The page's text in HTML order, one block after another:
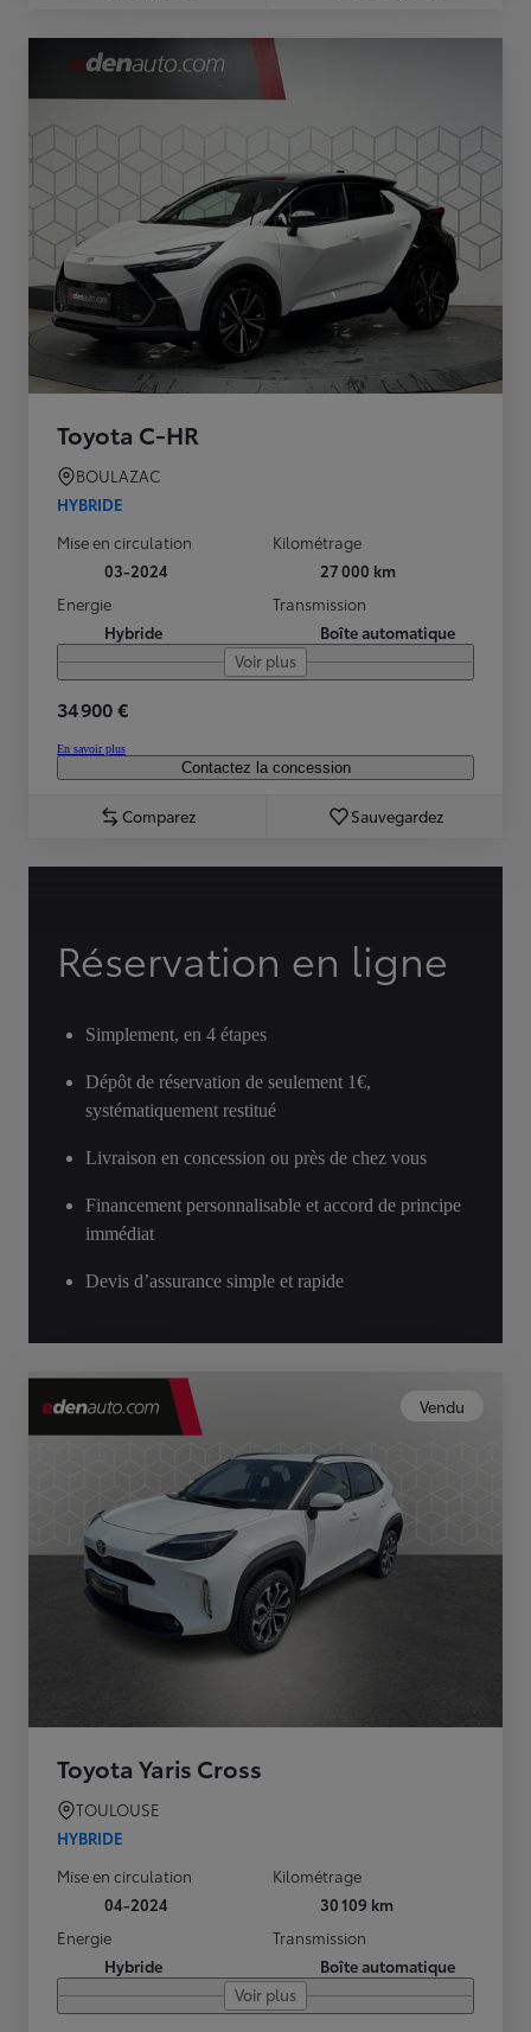
Toyota C-HR
BOULAZAC
HYBRIDE
Mise en circulation
03-2024
Kilométrage
27 000 km
Energie
Hybride
Transmission
Boîte automatique
Voir plus
34 900 €
En savoir plus
Contactez la concession
Comparez Sauvegardez
Réservation en ligne
Simplement, en 4 étapes
Dépôt de réservation de seulement 1€,
systématiquement restitué
Livraison en concession ou près de chez vous
Financement personnalisable et accord de principe
immédiat
Devis d’assurance simple et rapide
Vendu
Toyota Yaris Cross
TOULOUSE
HYBRIDE
Mise en circulation
04-2024
Kilométrage
30 109 km
Energie
Hybride
Transmission
Boîte automatique
Voir plus